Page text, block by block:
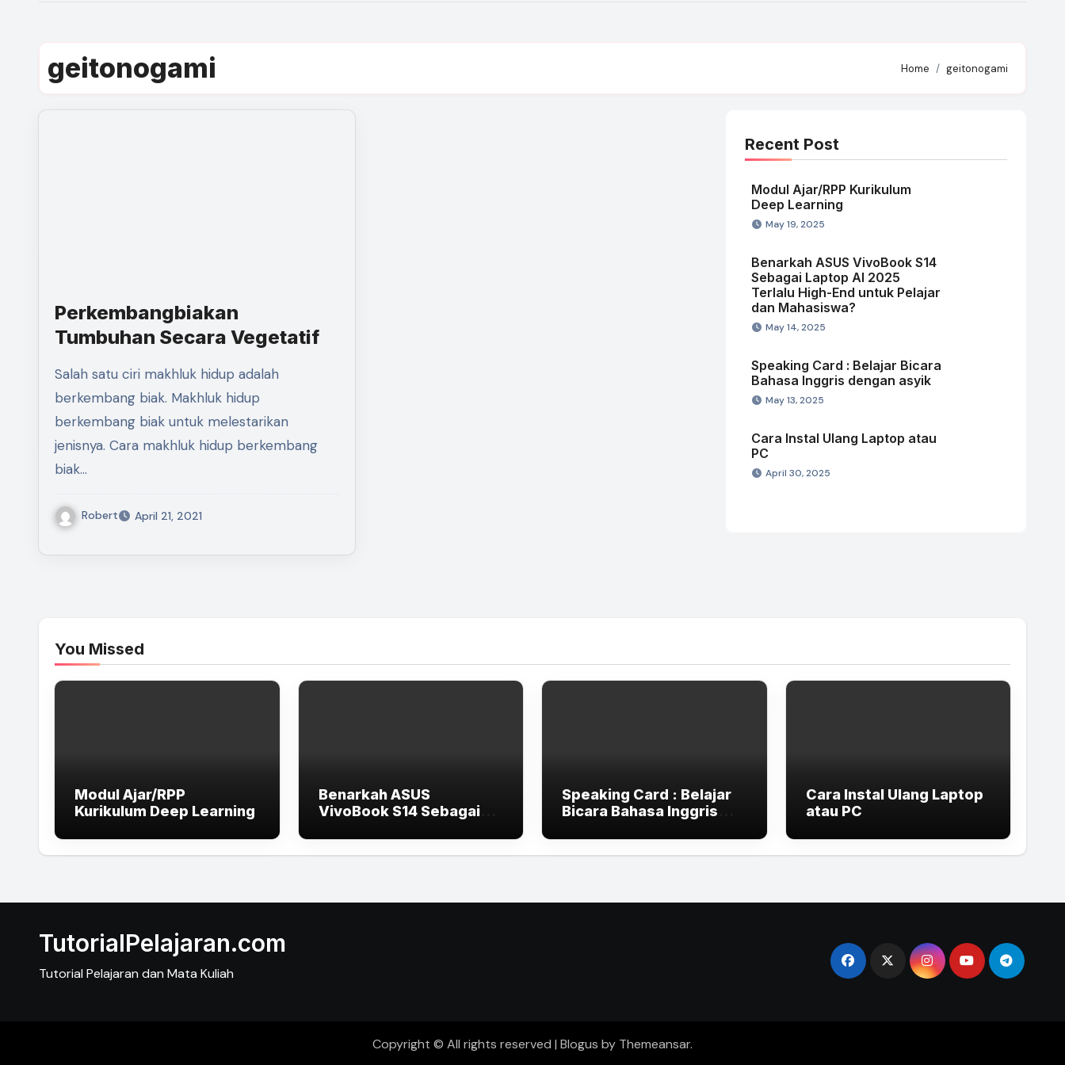
geitonogami Home geitonogami
Perkembangbiakan
Tumbuhan Secara Vegetatif
Salah satu ciri makhluk hidup adalah
berkembang biak. Makhluk hidup
berkembang biak untuk melestarikan
jenisnya. Cara makhluk hidup berkembang
biak…
Robert April 21, 2021
Recent Post
Modul Ajar/RPP Kurikulum
Deep Learning
May 19, 2025
Benarkah ASUS VivoBook S14
Sebagai Laptop AI 2025
Terlalu High-End untuk Pelajar
dan Mahasiswa?
May 14, 2025
Speaking Card : Belajar Bicara
Bahasa Inggris dengan asyik
May 13, 2025
Cara Instal Ulang Laptop atau
PC
April 30, 2025
You Missed
Modul Ajar/RPP
Kurikulum Deep Learning
Benarkah ASUS
VivoBook S14 Sebagai
High-End untuk Pelajar
dan Mahasiswa?
Speaking Card : Belajar
Bicara Bahasa Inggris
Cara Instal Ulang Laptop
atau PC
TutorialPelajaran.com
Tutorial Pelajaran dan Mata Kuliah
Copyright © All rights reserved | Blogus by Themeansar.